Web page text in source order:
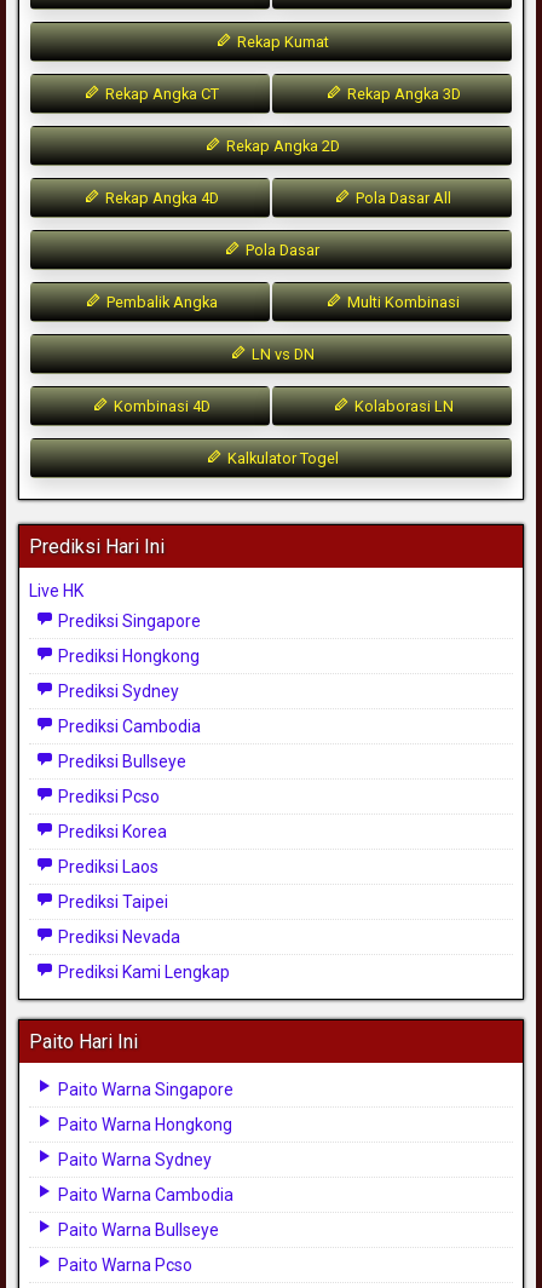
Rekap Kumat
Rekap Angka CT Rekap Angka 3D
Rekap Angka 2D
Rekap Angka 4D Pola Dasar All
Pola Dasar
Pembalik Angka Multi Kombinasi
LN vs DN
Kombinasi 4D Kolaborasi LN
Kalkulator Togel
Prediksi Hari Ini
Live HK
Prediksi Singapore
Prediksi Hongkong
Prediksi Sydney
Prediksi Cambodia
Prediksi Bullseye
Prediksi Pcso
Prediksi Korea
Prediksi Laos
Prediksi Taipei
Prediksi Nevada
Prediksi Kami Lengkap
Paito Hari Ini
Paito Warna Singapore
Paito Warna Hongkong
Paito Warna Sydney
Paito Warna Cambodia
Paito Warna Bullseye
Paito Warna Pcso